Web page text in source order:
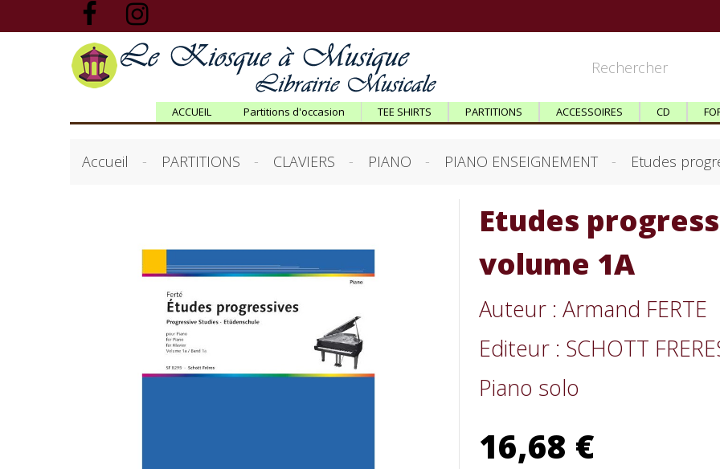
ACCUEIL Partitions d'occasion TEE SHIRTS PARTITIONS ACCESSOIRES CD
Accueil PARTITIONS CLAVIERS PIANO PIANO ENSEIGNEMENT Etudes
Etudes
volume 1A
Auteur : Armand FERTE
Editeur : SCHOTT
Piano solo
16,68 €